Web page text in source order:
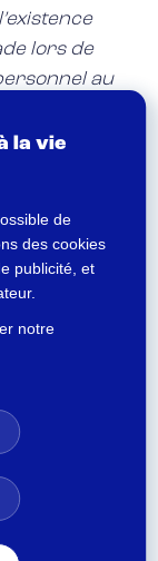
lors de
au
de
la
les
présent
à un
courir.
date à
des
la vie
de
des cookies
publicité, et
notre